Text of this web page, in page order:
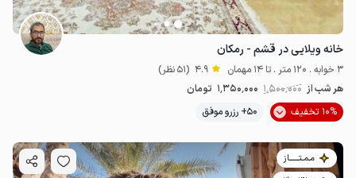
خانه ویلایی در قشم - رمکان
3 خوابه . 120 متر . تا 14 مهمان 4.9 (51 نظر)
هر شب از 1٬500٬000 1٬350٬000 تومان
10% تخفیف
50+ رزرو موفق
مـمـتــــــاز